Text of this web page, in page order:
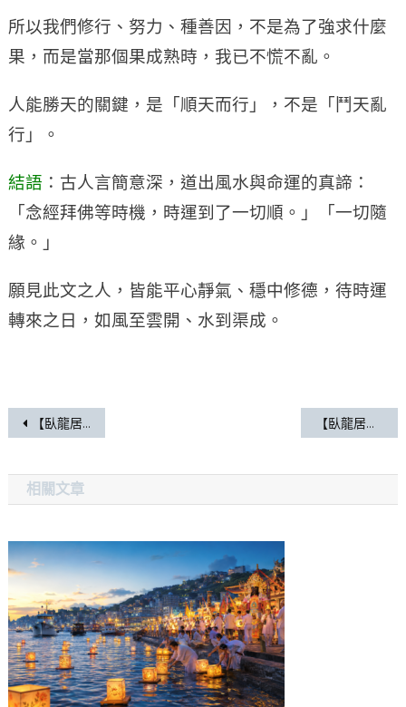
所以我們修行、努力、種善因，不是為了強求什麼
果，而是當那個果成熟時，我已不慌不亂。
人能勝天的關鍵，是「順天而行」，不是「鬥天亂
行」。
結語 ：古人言簡意深，道出風水與命運的真諦：
「念經拜佛等時機，時運到了一切順。」「一切隨
緣。」
願見此文之人，皆能平心靜氣、穩中修德，待時運
轉來之日，如風至雲開、水到渠成。
【臥龍居大小事 095】小暑・大暑 【臥龍居大小事 094】熱在三伏，養在三食
相關文章